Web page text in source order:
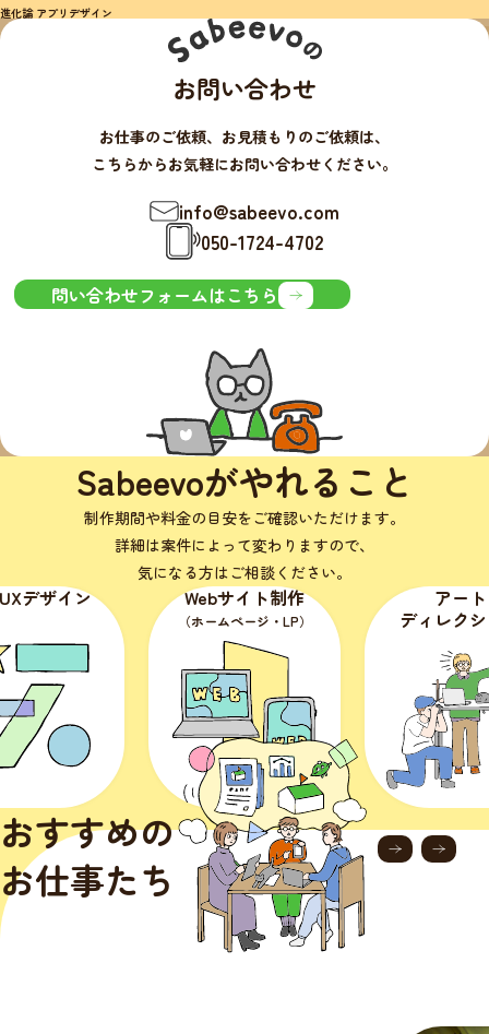
進化論 アプリデザイン
お問い合わせ
お仕事のご依頼、お見積もりのご依頼は、
こちらからお気軽にお問い合わせください。
info@sabeevo.com
050-1724-4702
問い合わせフォームはこちら
Sabeevoがやれること
制作期間や料金の目安をご確認いただけます。
詳細は案件によって変わりますので、
気になる方はご相談ください。
デザイン Webサイト制作
（ホームページ・LP）
アート
ディレク
おすすめの
お仕事たち